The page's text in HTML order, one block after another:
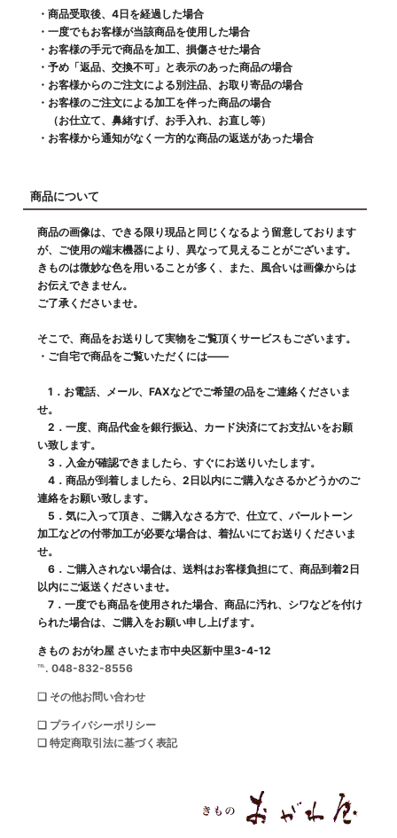
・商品受取後、4日を経過した場合
・一度でもお客様が当該商品を使用した場合
・お客様の手元で商品を加工、損傷させた場合
・予め「返品、交換不可」と表示のあった商品の場合
・お客様からのご注文による別注品、お取り寄品の場合
・お客様のご注文による加工を伴った商品の場合
（お仕立て、鼻緒すげ、お手入れ、お直し等）
・お客様から通知がなく一方的な商品の返送があった場合
商品について
商品の画像は、できる限り現品と同じくなるよう留意しております
が、ご使用の端末機器により、異なって見えることがございます。
きものは微妙な色を用いることが多く、また、風合いは画像からは
お伝えできません。
ご了承くださいませ。
そこで、商品をお送りして実物をご覧頂くサービスもございます。
・ご自宅で商品をご覧いただくには――
1．お電話、メール、FAXなどでご希望の品をご連絡くださいま
せ。
2．一度、商品代金を銀行振込、カード決済にてお支払いをお願
い致します。
3．入金が確認できましたら、すぐにお送りいたします。
4．商品が到着しましたら、2日以内にご購入なさるかどうかのご
連絡をお願い致します。
5．気に入って頂き、ご購入なさる方で、仕立て、パールトーン
加工などの付帯加工が必要な場合は、着払いにてお送りくださいま
せ。
6．ご購入されない場合は、送料はお客様負担にて、商品到着2日
以内にご返送くださいませ。
7．一度でも商品を使用された場合、商品に汚れ、シワなどを付け
られた場合は、ご購入をお願い申し上げます。
きもの おがわ屋 さいたま市中央区新中里3-4-12
℡. 048-832-8556
❑ その他お問い合わせ
❑ プライバシーポリシー
❑ 特定商取引法に基づく表記